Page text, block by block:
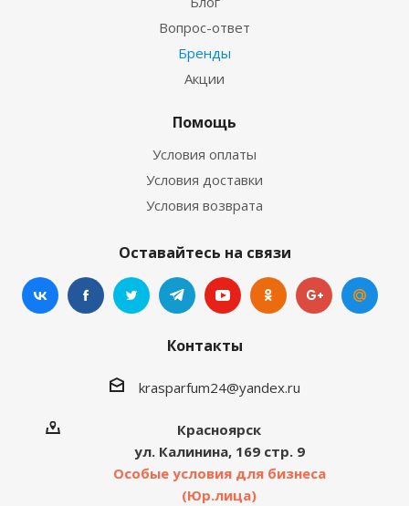
Вопрос-ответ
Бренды
Акции
Помощь
Условия оплаты
Условия доставки
Условия возврата
Оставайтесь на связи
Контакты
krasparfum24@yandex.ru
Красноярск
ул. Калинина, 169 стр. 9
Особые условия для бизнеса
(Юр.лица)